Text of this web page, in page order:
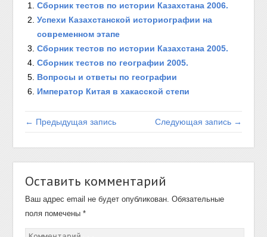
Сборник тестов по истории Казахстана 2006.
Успехи Казахстанской историографии на
современном этапе
Сборник тестов по истории Казахстана 2005.
Сборник тестов по географии 2005.
Вопросы и ответы по географии
Император Китая в хакасской степи
← Предыдущая запись Следующая запись →
Оставить комментарий
Ваш адрес email не будет опубликован. Обязательные
поля помечены*